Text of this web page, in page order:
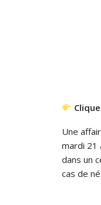
Une
mardi 21
dans un
cas de